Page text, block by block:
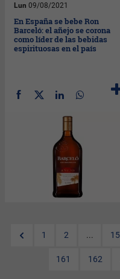
Lun 09/08/2021
En España se bebe Ron
Barceló: el añejo se corona
como líder de las bebidas
espirituosas en el país
1 2 ...
161 162